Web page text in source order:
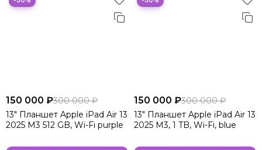
150 000 ₽300 000 ₽
13" Планшет Apple iPad Air 13
2025 M3 512 GB, Wi-Fi purple
150 000 ₽300 000 ₽
13" Планшет Apple iPad Air 13
2025 M3, 1 TB, Wi-Fi, blue